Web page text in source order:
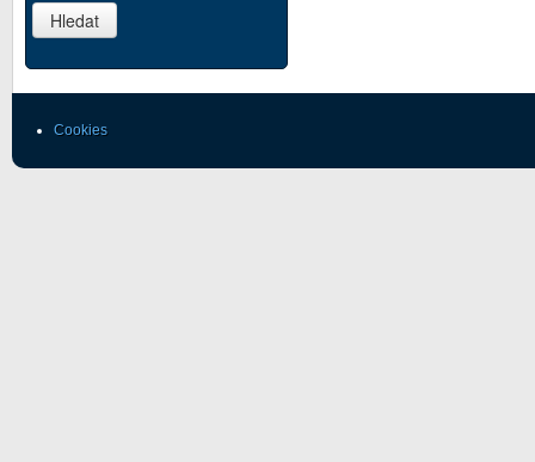
Cookies